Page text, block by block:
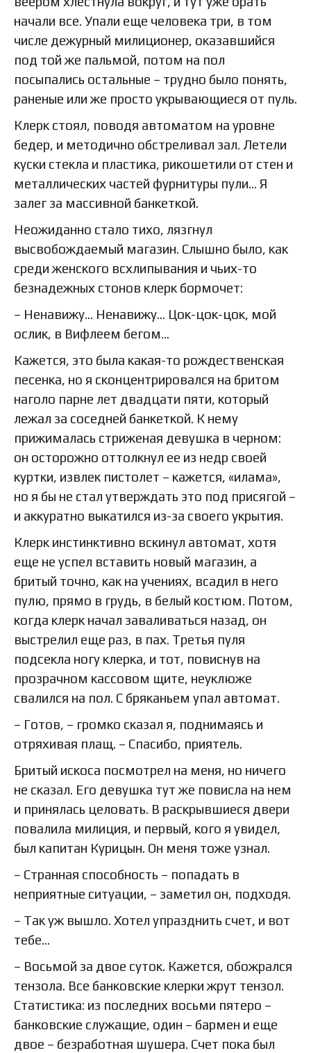
начали все. Упали еще человека три, в том
числе дежурный милиционер, оказавшийся
под той же пальмой, потом на пол
посыпались остальные – трудно было понять,
раненые или же просто укрывающиеся от пуль.
Клерк стоял, поводя автоматом на уровне
бедер, и методично обстреливал зал. Летели
куски стекла и пластика, рикошетили от стен и
металлических частей фурнитуры пули… Я
залег за массивной банкеткой.
Неожиданно стало тихо, лязгнул
высвобождаемый магазин. Слышно было, как
среди женского всхлипывания и чьих-то
безнадежных стонов клерк бормочет:
– Ненавижу… Ненавижу… Цок-цок-цок, мой
ослик, в Вифлеем бегом…
Кажется, это была какая-то рождественская
песенка, но я сконцентрировался на бритом
наголо парне лет двадцати пяти, который
лежал за соседней банкеткой. К нему
прижималась стриженая девушка в черном:
он осторожно оттолкнул ее из недр своей
куртки, извлек пистолет – кажется, «илама»,
но я бы не стал утверждать это под присягой –
и аккуратно выкатился из-за своего укрытия.
Клерк инстинктивно вскинул автомат, хотя
еще не успел вставить новый магазин, а
бритый точно, как на учениях, всадил в него
пулю, прямо в грудь, в белый костюм. Потом,
когда клерк начал заваливаться назад, он
выстрелил еще раз, в пах. Третья пуля
подсекла ногу клерка, и тот, повиснув на
прозрачном кассовом щите, неуклюже
свалился на пол. С бряканьем упал автомат.
– Готов, – громко сказал я, поднимаясь и
отряхивая плащ. – Спасибо, приятель.
Бритый искоса посмотрел на меня, но ничего
не сказал. Его девушка тут же повисла на нем
и принялась целовать. В раскрывшиеся двери
повалила милиция, и первый, кого я увидел,
был капитан Курицын. Он меня тоже узнал.
– Странная способность – попадать в
неприятные ситуации, – заметил он, подходя.
– Так уж вышло. Хотел упразднить счет, и вот
тебе…
– Восьмой за двое суток. Кажется, обожрался
тензола. Все банковские клерки жрут тензол.
Статистика: из последних восьми пятеро –
банковские служащие, один – бармен и еще
двое – безработная шушера. Счет пока был